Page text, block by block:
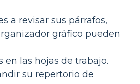
a revisar sus párrafos,
gráfico pueden
las hojas de trabajo.
su repertorio de